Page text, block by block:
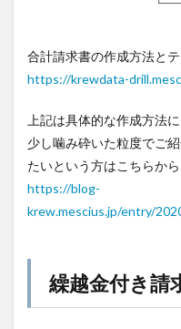
合計請求書の作成方法と
https://krewdata-
上記は具体的な作成方法
少し噛み砕いた粒度でご
たいという方はこちらから
https://blog-
krew.mescius.jp/entry/
繰越金付き請